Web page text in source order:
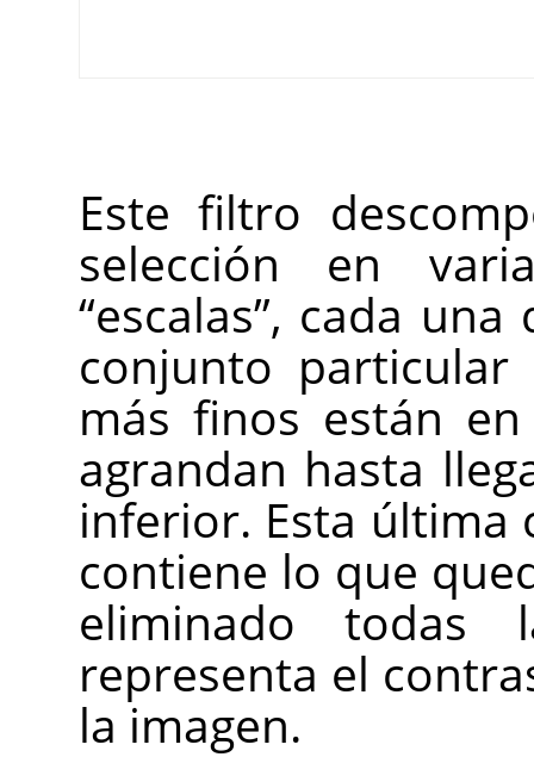
Este filtro
selección en
“escalas”, cada una
conjunto particular
más finos están
agrandan hasta
inferior. Esta última
contiene lo que
eliminado todas
representa el
la imagen.